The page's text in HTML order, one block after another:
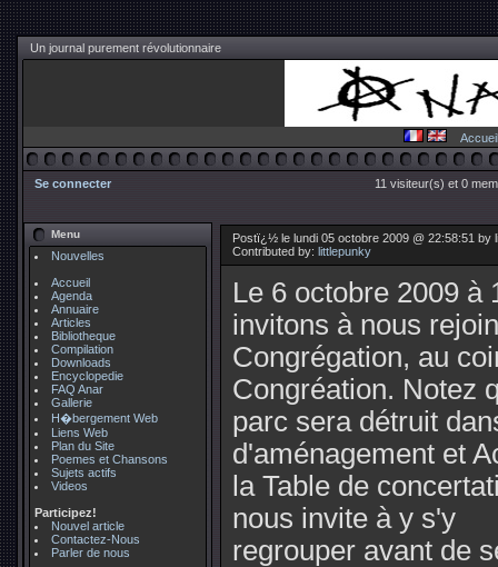
Un journal purement révolutionnaire
Accueil
Se connecter 11 visiteur(s) et 0
Menu
Nouvelles
Accueil
Agenda
Annuaire
Articles
Bibliotheque
Compilation
Downloads
Encyclopedie
FAQ Anar
Gallerie
H�bergement Web
Liens Web
Plan du Site
Poemes et Chansons
Sujets actifs
Videos
Participez!
Nouvel article
Contactez-Nous
Parler de nous
Postï¿½ le lundi 05 octobre 2009 @ 22:58:51 by
Contributed by: littlepunky
Le 6 octobre 2009 à
invitons à nous
Congrégation, au
Congréation. Notez
parc sera détruit
d'aménagement et
la Table de
nous invite à y s'y
regrouper avant de